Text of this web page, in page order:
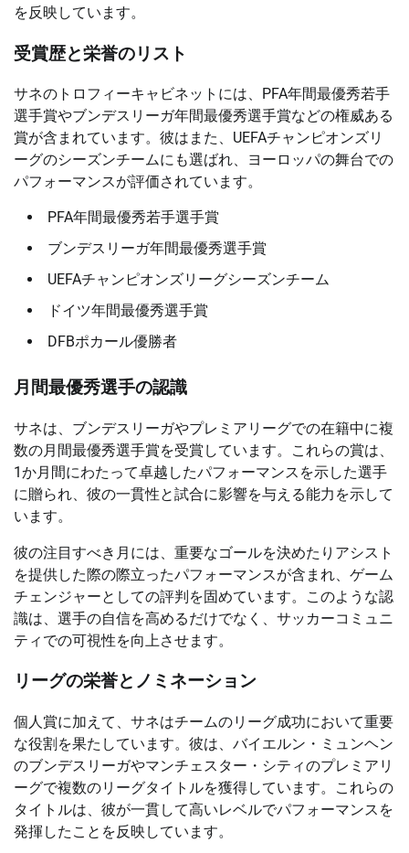
を反映しています。
受賞歴と栄誉のリスト
サネのトロフィーキャビネットには、PFA年間最優秀若手
選手賞やブンデスリーガ年間最優秀選手賞などの権威ある
賞が含まれています。彼はまた、UEFAチャンピオンズリ
ーグのシーズンチームにも選ばれ、ヨーロッパの舞台での
パフォーマンスが評価されています。
PFA年間最優秀若手選手賞
ブンデスリーガ年間最優秀選手賞
UEFAチャンピオンズリーグシーズンチーム
ドイツ年間最優秀選手賞
DFBポカール優勝者
月間最優秀選手の認識
サネは、ブンデスリーガやプレミアリーグでの在籍中に複
数の月間最優秀選手賞を受賞しています。これらの賞は、
1か月間にわたって卓越したパフォーマンスを示した選手
に贈られ、彼の一貫性と試合に影響を与える能力を示して
います。
彼の注目すべき月には、重要なゴールを決めたりアシスト
を提供した際の際立ったパフォーマンスが含まれ、ゲーム
チェンジャーとしての評判を固めています。このような認
識は、選手の自信を高めるだけでなく、サッカーコミュニ
ティでの可視性を向上させます。
リーグの栄誉とノミネーション
個人賞に加えて、サネはチームのリーグ成功において重要
な役割を果たしています。彼は、バイエルン・ミュンヘン
のブンデスリーガやマンチェスター・シティのプレミアリ
ーグで複数のリーグタイトルを獲得しています。これらの
タイトルは、彼が一貫して高いレベルでパフォーマンスを
発揮したことを反映しています。